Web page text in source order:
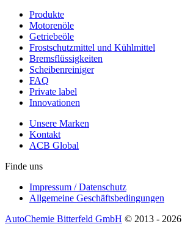
Produkte
Motorenöle
Getriebeöle
Frostschutzmittel und Kühlmittel
Bremsflüssigkeiten
Scheibenreiniger
FAQ
Private label
Innovationen
Unsere Marken
Kontakt
ACB Global
Finde uns
Impressum / Datenschutz
Allgemeine Geschäftsbedingungen
AutoChemie Bitterfeld GmbH © 2013 - 2026